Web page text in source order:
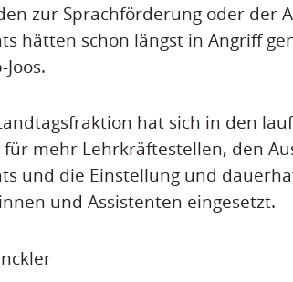
zur Sprachförderung oder der
hätten schon längst in Angriff
hat sich in den
mehr Lehrkräftestellen, den
und die Einstellung und
und Assistenten eingesetzt.